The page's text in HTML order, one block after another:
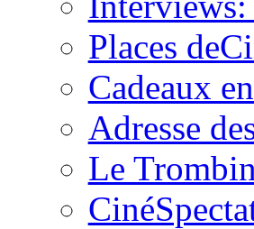
Places
Cadeaux
Adresse
Le